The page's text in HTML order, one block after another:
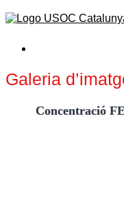
Galeria
Concentració